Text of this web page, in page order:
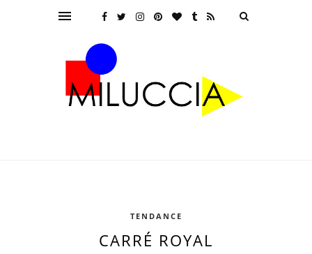
TENDANCE
CARRÉ ROYAL